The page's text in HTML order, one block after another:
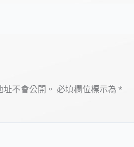
不會公開。 必填欄位標示為 *